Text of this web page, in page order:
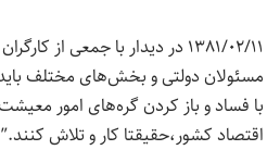
۱۳۸۱/۰۲/۱۱ در دیدار با جمعی از
مسئولان دولتی و بخش‌های مختلف باید
با فساد و باز کردن گره‌های امور
اقتصاد کشور،حقیقتا کار و تلاش کنند.”